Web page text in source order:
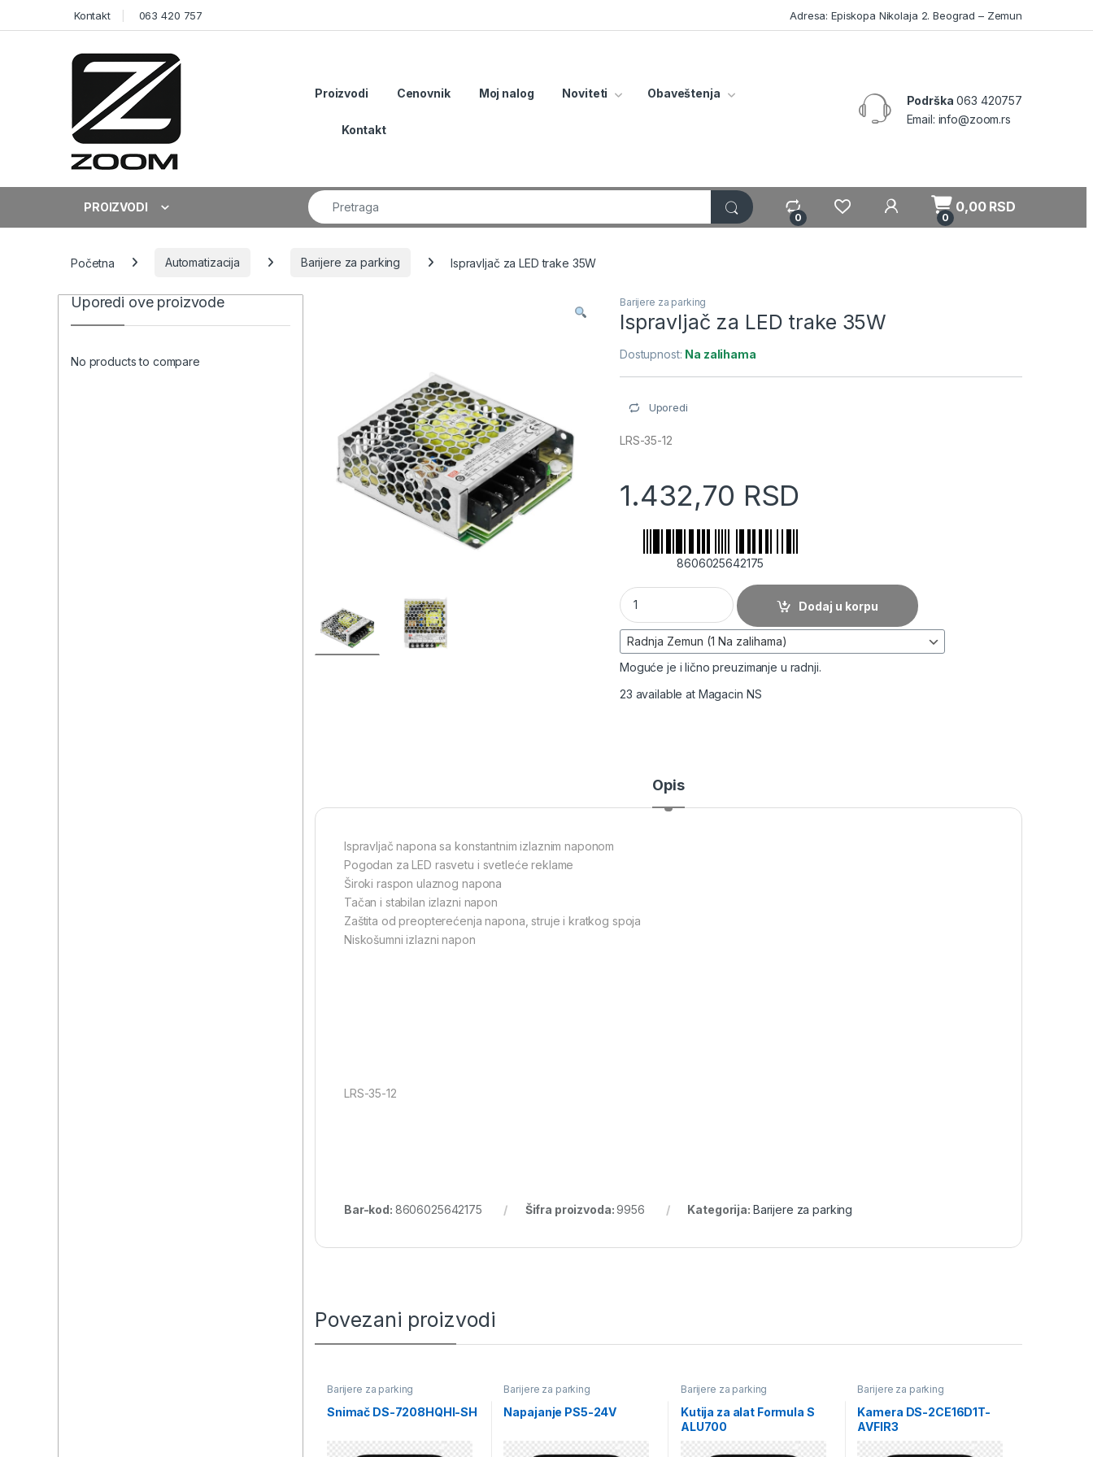
Kontakt 063 420 757 Adresa: Episkopa Nikolaja 2. Beograd – Zemun
Proizvodi Cenovnik Moj nalog Noviteti Obaveštenja
Kontakt
Podrška 063 420757
Email: info@zoom.rs
PROIZVODI
Search for:
0
My Account
0
0,00RSD
Početna Automatizacija Barijere za parking Ispravljač za LED trake 35W
Barijere za parking
Ispravljač za LED trake 35W
Dostupnost: Na zalihama
Uporedi
LRS-35-12
1.432,70 RSD
8606025642175
Ispravljač za LED trake 35W količina
Dodaj u korpu
Moguće je i lično preuzimanje u radnji.
23 available at Magacin NS
Opis
Ispravljač napona sa konstantnim izlaznim naponom
Pogodan za LED rasvetu i svetleće reklame
Široki raspon ulaznog napona
Tačan i stabilan izlazni napon
Zaštita od preopterećenja napona, struje i kratkog spoja
Niskošumni izlazni napon
LRS-35-12
Bar-kod: 8606025642175 Šifra proizvoda:9956 Kategorija: Barijere za parking
Povezani proizvodi
Barijere za parking
Snimač DS-7208HQHI-SH
Barijere za parking
Napajanje PS5-24V
Barijere za parking
Kutija za alat Formula S
ALU700
Barijere za parking
Kamera DS-2CE16D1T-
AVFIR3
Uporedi ove proizvode
No products to compare